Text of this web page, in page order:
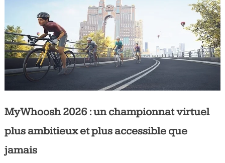
jours,
votre
actualité
vélo
triathlon
MyWhoosh 2026 : un championnat virtuel
plus ambitieux et plus accessible que
jamais